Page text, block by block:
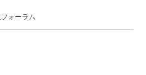
ォーラム